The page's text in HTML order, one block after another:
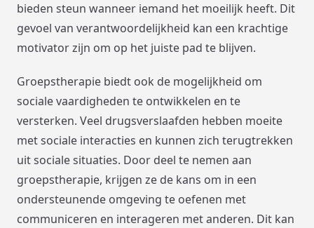
bieden steun wanneer iemand het moeilijk heeft. Dit
gevoel van verantwoordelijkheid kan een krachtige
motivator zijn om op het juiste pad te blijven.
Groepstherapie biedt ook de mogelijkheid om
sociale vaardigheden te ontwikkelen en te
versterken. Veel drugsverslaafden hebben moeite
met sociale interacties en kunnen zich terugtrekken
uit sociale situaties. Door deel te nemen aan
groepstherapie, krijgen ze de kans om in een
ondersteunende omgeving te oefenen met
communiceren en interageren met anderen. Dit kan